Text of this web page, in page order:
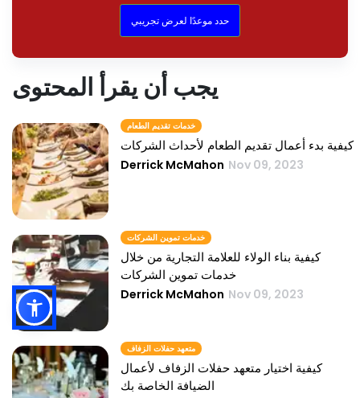
حدد موعدًا لعرض تجريبي
يجب أن يقرأ المحتوى
خدمات تقديم الطعام
كيفية بدء أعمال تقديم الطعام لأحداث الشركات
Derrick McMahon Nov 09, 2023
خدمات تموين الشركات
كيفية بناء الولاء للعلامة التجارية من خلال
خدمات تموين الشركات
Derrick McMahon Nov 09, 2023
متعهد حفلات الزفاف
كيفية اختيار متعهد حفلات الزفاف لأعمال
الضيافة الخاصة بك